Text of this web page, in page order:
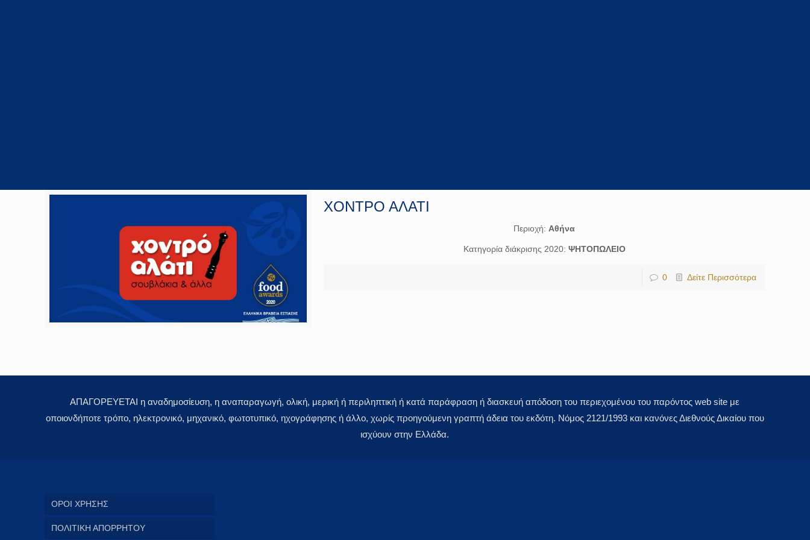
ΧΟΝΤΡΟ ΑΛΑΤΙ
Περιοχή: Αθήνα
Κατηγορία διάκρισης 2020: ΨΗΤΟΠΩΛΕΙΟ
0 Δείτε Περισσότερα
ΑΠΑΓΟΡΕΥΕΤΑΙ η αναδημοσίευση, η αναπαραγωγή, ολική, μερική ή περιληπτική ή κατά παράφραση ή διασκευή απόδοση του περιεχομένου του παρόντος web site με
οποιονδήποτε τρόπο, ηλεκτρονικό, μηχανικό, φωτοτυπικό, ηχογράφησης ή άλλο, χωρίς προηγούμενη γραπτή άδεια του εκδότη. Νόμος 2121/1993 και κανόνες Διεθνούς Δικαίου που
ισχύουν στην Ελλάδα.
ΟΡΟΙ ΧΡΗΣΗΣ
ΠΟΛΙΤΙΚΗ ΑΠΟΡΡΗΤΟΥ